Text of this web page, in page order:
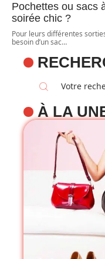
Pochettes ou sacs
soirée chic ?
Pour leurs différentes
besoin d’un sac…
À LA